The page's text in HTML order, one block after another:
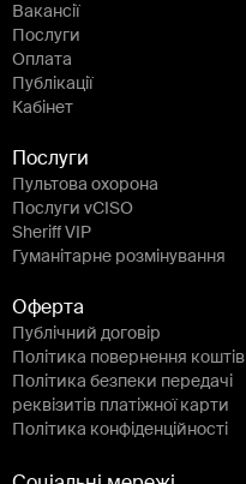
Вакансії
Послуги
Оплата
Публікації
Кабінет
Послуги
Пультова охорона
Послуги vCISO
Sheriff VIP
Гуманітарне розмінування
Оферта
Публічний договір
Політика повернення коштів
Політика безпеки передачі
реквізитів платіжної карти
Політика конфіденційності